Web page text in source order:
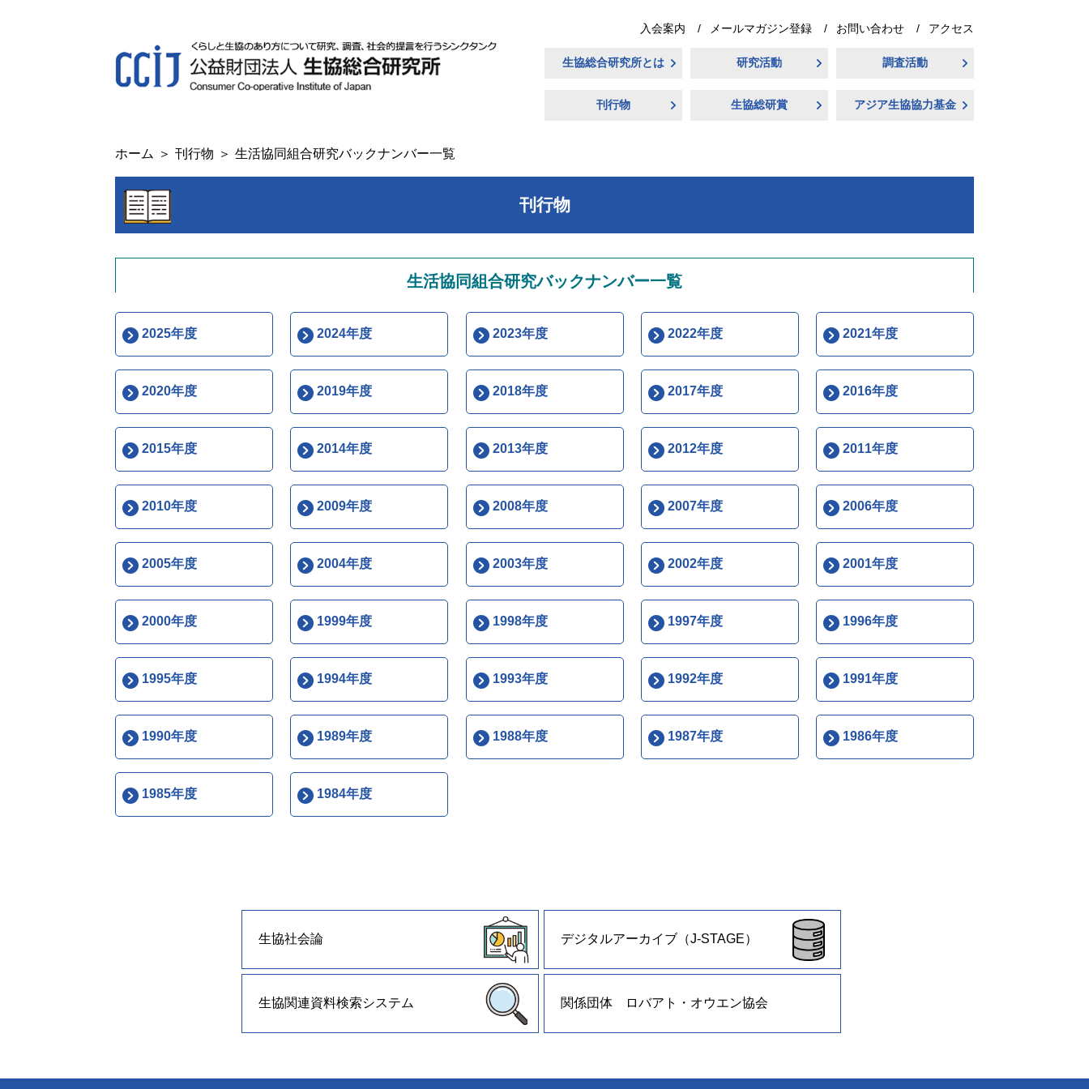
入会案内 メールマガジン登録 お問い合わせ アクセス
生協総合研究所とは 研究活動 調査活動
刊行物 生協総研賞 アジア生協協力基金
ホーム 刊行物 生活協同組合研究バックナンバー一覧
刊行物
生活協同組合研究バックナンバー一覧
2025年度 2024年度 2023年度 2022年度 2021年度
2020年度 2019年度 2018年度 2017年度 2016年度
2015年度 2014年度 2013年度 2012年度 2011年度
2010年度 2009年度 2008年度 2007年度 2006年度
2005年度 2004年度 2003年度 2002年度 2001年度
2000年度 1999年度 1998年度 1997年度 1996年度
1995年度 1994年度 1993年度 1992年度 1991年度
1990年度 1989年度 1988年度 1987年度 1986年度
1985年度 1984年度
生協社会論 デジタルアーカイブ（J-STAGE）
生協関連資料検索システム 関係団体 ロバアト・オウエン協会